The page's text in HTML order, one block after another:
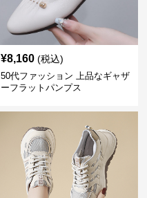
¥8,160 (税込)
50代ファッション 上品なギャザ
ーフラットパンプス